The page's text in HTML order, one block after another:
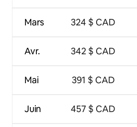
Mars
Avr.
Mai
Juin
324 $ CAD
342 $ CAD
391 $ CAD
457 $ CAD